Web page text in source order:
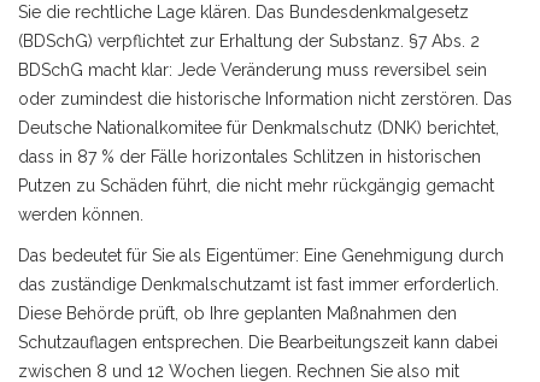
Sie die rechtliche Lage klären. Das Bundesdenkmalgesetz
(BDSchG) verpflichtet zur Erhaltung der Substanz. §7 Abs. 2
BDSchG macht klar: Jede Veränderung muss reversibel sein
oder zumindest die historische Information nicht zerstören. Das
Deutsche Nationalkomitee für Denkmalschutz (DNK) berichtet,
dass in 87 % der Fälle horizontales Schlitzen in historischen
Putzen zu Schäden führt, die nicht mehr rückgängig gemacht
werden können.
Das bedeutet für Sie als Eigentümer: Eine Genehmigung durch
das zuständige Denkmalschutzamt ist fast immer erforderlich.
Diese Behörde prüft, ob Ihre geplanten Maßnahmen den
Schutzauflagen entsprechen. Die Bearbeitungszeit kann dabei
zwischen 8 und 12 Wochen liegen. Rechnen Sie also mit